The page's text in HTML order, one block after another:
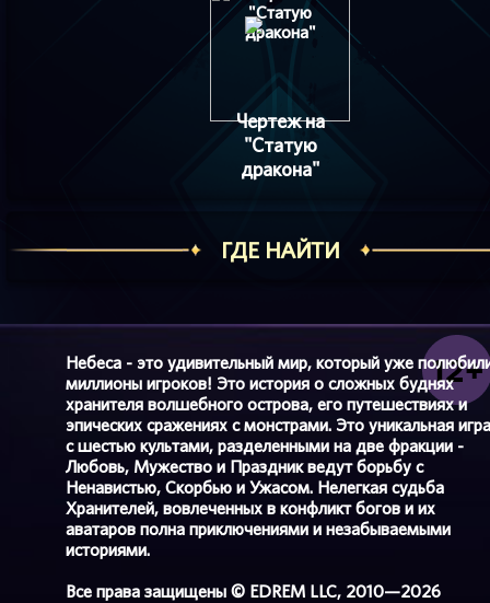
Чертеж на
"Статую
дракона"
ГДЕ НАЙТИ
Небеса - это удивительный мир, который уже
миллионы игроков! Это история о сложных буднях
хранителя волшебного острова, его путешествиях и
эпических сражениях с монстрами. Это уникальная игра
с шестью культами, разделенными на две фракции -
Любовь, Мужество и Праздник ведут борьбу с
Ненавистью, Скорбью и Ужасом. Нелегкая судьба
Хранителей, вовлеченных в конфликт богов и их
аватаров полна приключениями и незабываемыми
историями.
Все права защищены © EDREM LLC, 2010—2026